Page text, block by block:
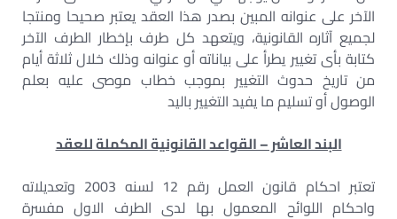
الآخر على عنوانه المبين بصدر هذا العقد يعتبر صحيحا ومنتجا
لجميع آثاره القانونية، ويتعهد كل طرف بإخطار الطرف الآخر
كتابة بأى تغيير يطرأ على بياناته أو عنوانه وذلك خلال ثلاثة أيام
من تاريخ حدوث التغيير بموجب خطاب موصى عليه بعلم
الوصول أو تسليم ما يفيد التغيير باليد
البند العاشر – القواعد القانونية المكملة للعقد
تعتبر احکام قانون العمل رقم 12 لسنه 2003 وتعديلاته
واحكام اللوائح المعمول بها لدى الطرف الاول مفسرة